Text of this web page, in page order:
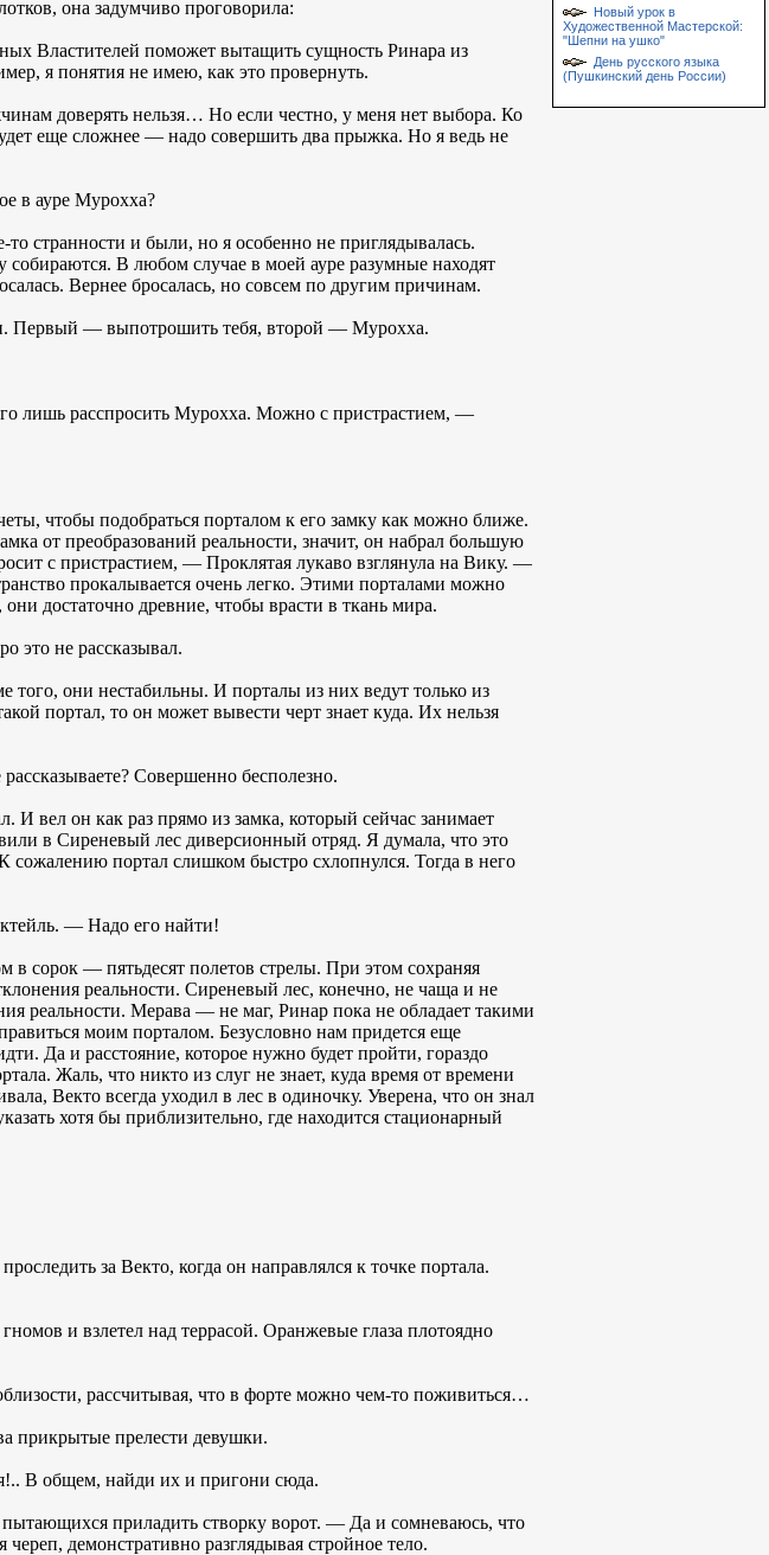
она задумчиво проговорила:
Властителей поможет вытащить сущность Ринара из
я понятия не имею, как это провернуть.
доверять нельзя… Но если честно, у меня нет выбора. Ко
еще сложнее — надо совершить два прыжка. Но я ведь не
в ауре Мурохха?
странности и были, но я особенно не приглядывалась.
В любом случае в моей ауре разумные находят
Вернее бросалась, но совсем по другим причинам.
Первый — выпотрошить тебя, второй — Мурохха.
лишь расспросить Мурохха. Можно с пристрастием, —
чтобы подобраться порталом к его замку как можно ближе.
от преобразований реальности, значит, он набрал большую
с пристрастием, — Проклятая лукаво взглянула на Вику. —
прокалывается очень легко. Этими порталами можно
достаточно древние, чтобы врасти в ткань мира.
это не рассказывал.
они нестабильны. И порталы из них ведут только из
портал, то он может вывести черт знает куда. Их нельзя
Совершенно бесполезно.
вел он как раз прямо из замка, который сейчас занимает
в Сиреневый лес диверсионный отряд. Я думала, что это
портал слишком быстро схлопнулся. Тогда в него
— Надо его найти!
сорок — пятьдесят полетов стрелы. При этом сохраняя
реальности. Сиреневый лес, конечно, не чаща и не
реальности. Мерава — не маг, Ринар пока не обладает такими
моим порталом. Безусловно нам придется еще
Да и расстояние, которое нужно будет пройти, гораздо
Жаль, что никто из слуг не знает, куда время от времени
Векто всегда уходил в лес в одиночку. Уверена, что он знал
хотя бы приблизительно, где находится стационарный
за Векто, когда он направлялся к точке портала.
и взлетел над террасой. Оранжевые глаза плотоядно
рассчитывая, что в форте можно чем-то поживиться…
прикрытые прелести девушки.
В общем, найди их и пригони сюда.
приладить створку ворот. — Да и сомневаюсь, что
демонстративно разглядывая стройное тело.
Новый урок в
Художественной Мастерской:
"Шепни на ушко"
День русского языка
(Пушкинский день России)